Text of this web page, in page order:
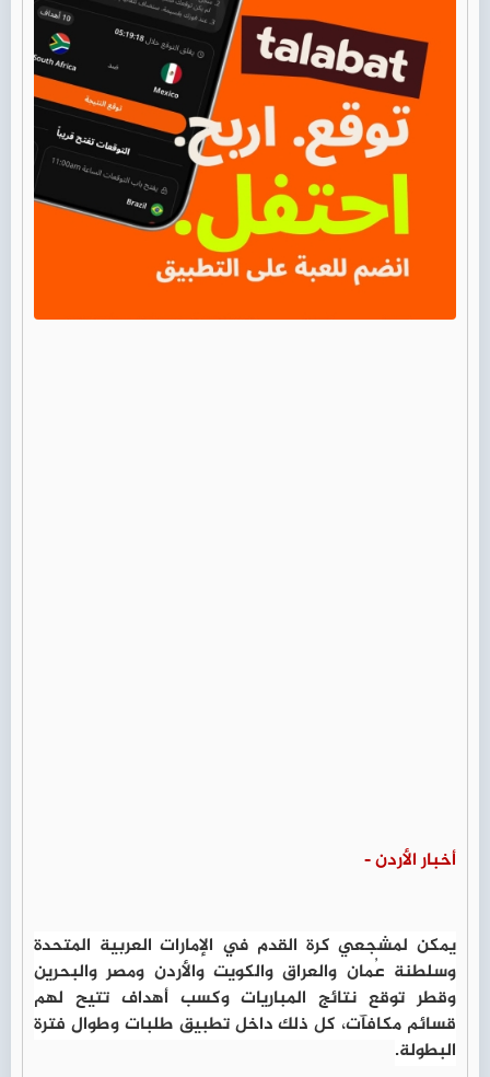
أخبار الأردن -
يمكن لمشجعي كرة القدم في الإمارات العربية المتحدة
وسلطنة عُمان والعراق والكويت والأردن ومصر والبحرين
وقطر توقع نتائج المباريات وكسب أهداف تتيح لهم
قسائم مكافآت، كل ذلك داخل تطبيق طلبات وطوال فترة
البطولة.